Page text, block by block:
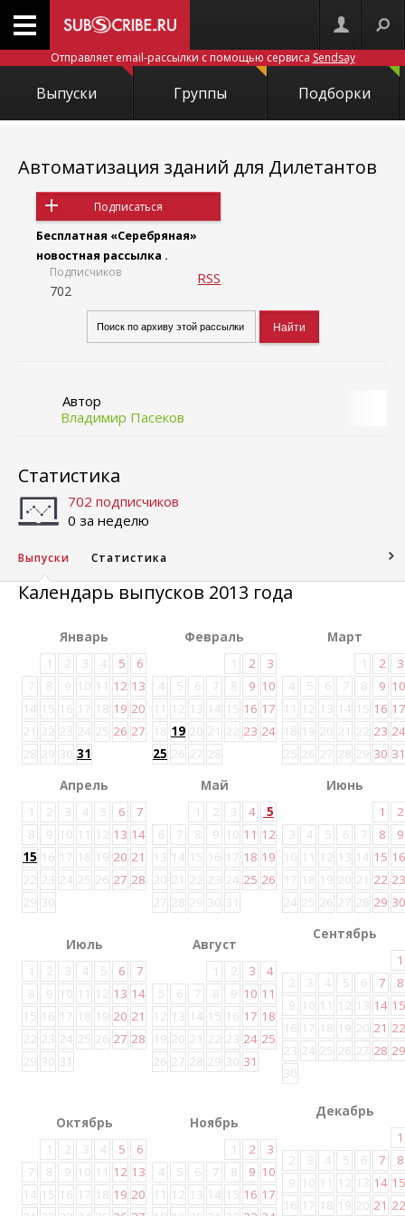
Отправляет email-рассылки с помощью сервиса Sendsay
Выпуски Группы Подборки
Автоматизация зданий для Дилетантов
Подписаться
Бесплатная «Серебряная»
новостная рассылка .
Подписчиков
702
RSS
Автор
Владимир Пасеков
Статистика
702 подписчиков
0 за неделю
Выпуски Статистика
Календарь выпусков 2013 года
Январь
1
2 3 4 5
6
7
8 9 10 11 12 13
14 15 16 17 18 19 20
21 22 23 24 25 26 27
28 29 30 31
Февраль
1
2
3
4
5 6 7 8 9 10
11 12 13 14 15 16 17
18 19 20 21 22 23 24
25 26 27 28
Март
1
2
3
4
5 6 7 8 9 10
11 12 13 14 15 16 17
18 19 20 21 22 23 24
25 26 27 28 29 30 31
Апрель
1
2 3 4 5 6
7
8
9 10 11 12 13 14
15 16 17 18 19 20 21
22 23 24 25 26 27 28
29 30
Май
1
2 3 4
5
6
7 8 9 10 11 12
13 14 15 16 17 18 19
20 21 22 23 24 25 26
27 28 29 30 31
Июнь
1
2
3
4 5 6 7 8
9
10 11 12 13 14 15 16
17 18 19 20 21 22 23
24 25 26 27 28 29 30
Июль
1
2 3 4 5 6
7
8
9 10 11 12 13 14
15 16 17 18 19 20 21
22 23 24 25 26 27 28
29 30 31
Август
1
2 3
4
5
6 7 8 9 10 11
12 13 14 15 16 17 18
19 20 21 22 23 24 25
26 27 28 29 30 31
Сентябрь
1
2
3 4 5 6 7
8
9 10 11 12 13 14 15
16 17 18 19 20 21 22
23 24 25 26 27 28 29
30
Октябрь
1
2 3 4 5
6
7
8 9 10 11 12 13
14 15 16 17 18 19 20
Ноябрь
1
2
3
4
5 6 7 8 9 10
11 12 13 14 15 16 17
Декабрь
1
2
3 4 5 6 7
8
9 10 11 12 13 14 15
16 17 18 19 20 21 22